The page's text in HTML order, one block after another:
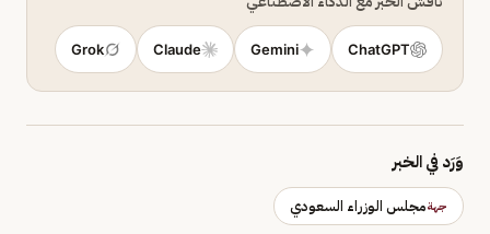
ChatGPT
Gemini
Claude
Grok
وَرَد في الخبر
جهةمجلس الوزراء السعودي